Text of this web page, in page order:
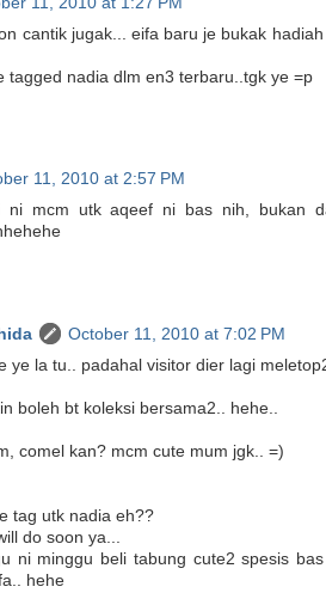
cantik jugak... eifa baru je bukak
tagged nadia dlm en3 terbaru..tgk ye =p
11, 2010 at 2:57 PM
ni mcm utk aqeef ni bas nih, bukan
October 11, 2010 at 7:02 PM
ye la tu.. padahal visitor dier lagi
boleh bt koleksi bersama2.. hehe..
comel kan? mcm cute mum jgk.. =)
tag utk nadia eh??
do soon ya...
ni minggu beli tabung cute2 spesis
hehe